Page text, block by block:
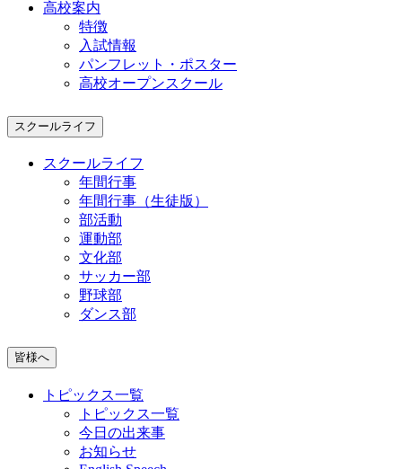
高校案内
特徴
入試情報
パンフレット・ポスター
高校オープンスクール
スクールライフ
スクールライフ
年間行事
年間行事（生徒版）
部活動
運動部
文化部
サッカー部
野球部
ダンス部
皆様へ
トピックス一覧
トピックス一覧
今日の出来事
お知らせ